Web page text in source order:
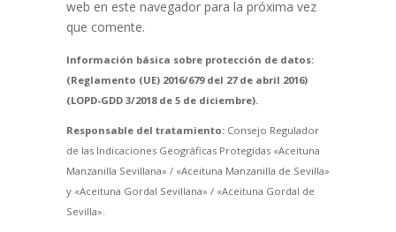
web en este navegador para la próxima vez
que comente.
Información básica sobre protección de datos:
(Reglamento (UE) 2016/679 del 27 de abril 2016)
(LOPD-GDD 3/2018 de 5 de diciembre).
Responsable del tratamiento:Consejo Regulador
de las Indicaciones Geográficas Protegidas «Aceituna
Manzanilla Sevillana» / «Aceituna Manzanilla de Sevilla»
y «Aceituna Gordal Sevillana» / «Aceituna Gordal de
Sevilla».